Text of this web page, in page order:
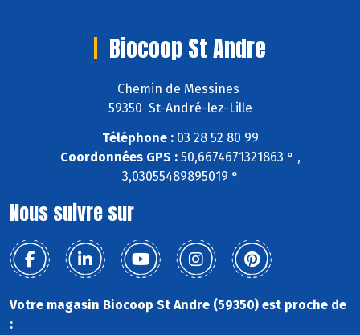
Biocoop St Andre
Chemin de Messines
59350 St-André-lez-Lille
Téléphone :03 28 52 80 99
Coordonnées GPS :50,6674671321863 ° ,
3,03055489895019 °
Nous suivre sur
Votre magasin Biocoop St Andre (59350) est proche de
: